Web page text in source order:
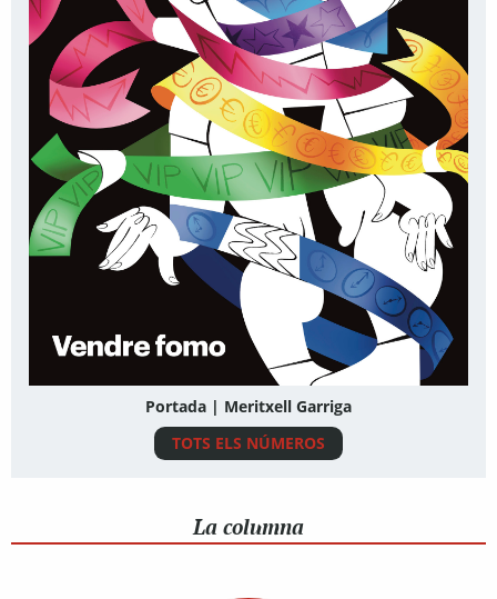
Portada | Meritxell Garriga
TOTS ELS NÚMEROS
La columna